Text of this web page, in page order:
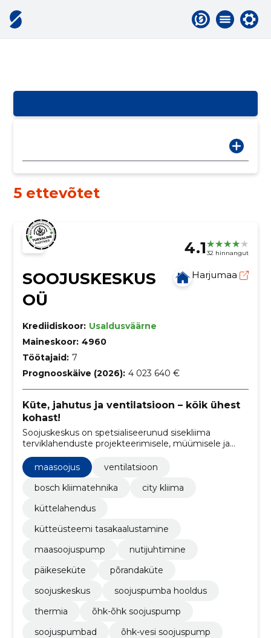
5 ettevõtet
4.1 32 hinnangut
SOOJUSKESKUS
OÜ
Harjumaa
Krediidiskoor: Usaldusväärne
Maineskoor: 4960
Töötajaid: 7
Prognooskäive (2026): 4 023 640 €
Küte, jahutus ja ventilatsioon – kõik ühest
kohast!
Soojuskeskus on spetsialiseerunud sisekliima
terviklahenduste projekteerimisele, müümisele ja
paigaldamisele, hõlmates selles nii küte, jahutus kui
ka ventilatsiooni süsteemidega seotud teenuseid.
maasoojus
ventilatsioon
bosch kliimatehnika
city kliima
küttelahendus
kütteüsteemi tasakaalustamine
maasoojuspump
nutijuhtimine
päikeseküte
põrandaküte
soojuskeskus
soojuspumba hooldus
thermia
õhk-õhk soojuspump
soojuspumbad
õhk-vesi soojuspump